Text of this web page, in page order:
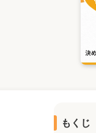
もくじ